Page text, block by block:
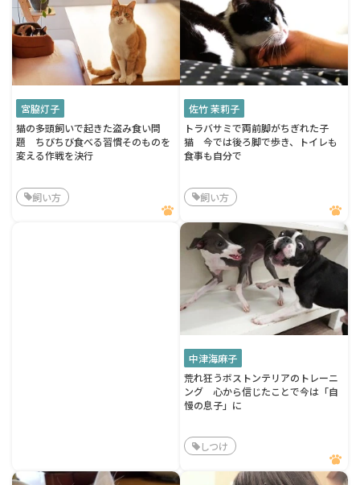
宮脇灯子
猫の多頭飼いで起きた盗み食い問
題 ちびちび食べる習慣そのものを
変える作戦を決行
飼い方
佐竹 茉莉子
トラバサミで両前脚がちぎれた子
猫 今では後ろ脚で歩き、トイレも
食事も自分で
飼い方
中津海麻子
荒れ狂うボストンテリアのトレーニ
ング 心から信じたことで今は「自
慢の息子」に
しつけ